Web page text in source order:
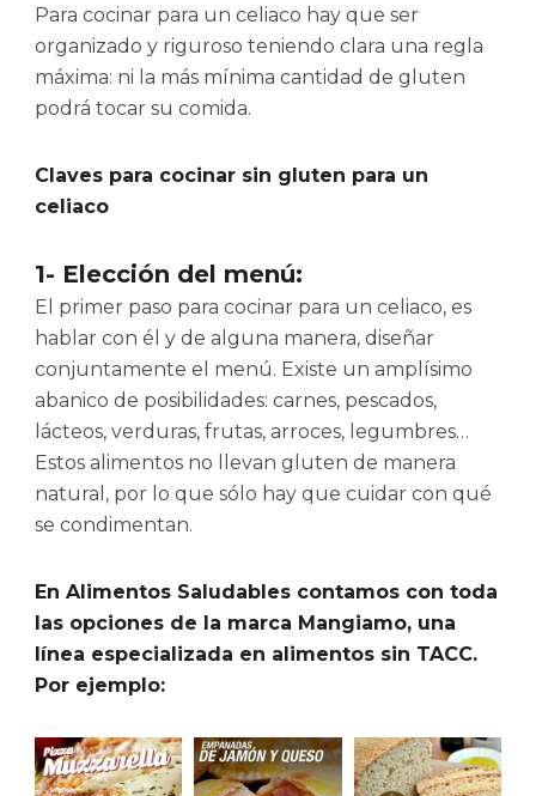
Para cocinar para un celiaco hay que ser
organizado y riguroso teniendo clara una regla
máxima: ni la más mínima cantidad de gluten
podrá tocar su comida.
Claves para cocinar sin gluten para un
celiaco
1- Elección del menú:
El primer paso para cocinar para un celiaco, es
hablar con él y de alguna manera, diseñar
conjuntamente el menú. Existe un amplísimo
abanico de posibilidades: carnes, pescados,
lácteos, verduras, frutas, arroces, legumbres…
Estos alimentos no llevan gluten de manera
natural, por lo que sólo hay que cuidar con qué
se condimentan.
En Alimentos Saludables contamos con toda
las opciones de la marca Mangiamo, una
línea especializada en alimentos sin TACC.
Por ejemplo: